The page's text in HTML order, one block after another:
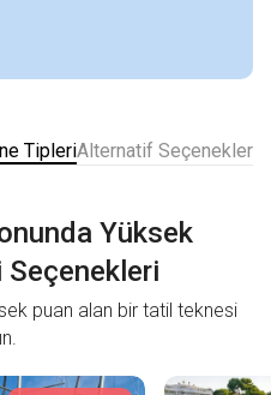
TipleriAlternatif Seçenekler
Yüksek
Seçenekleri
puan alan bir tatil teknesi